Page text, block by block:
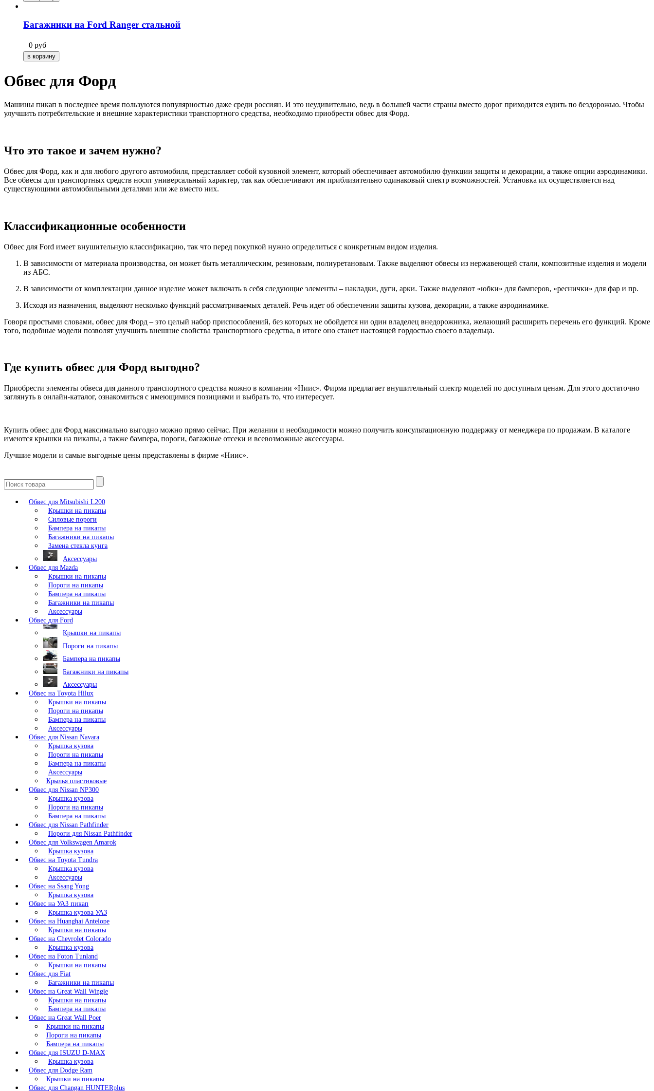
Багажники на Ford Ranger стальной
0 руб
Обвес для Форд
Машины пикап в последнее время пользуются популярностью даже среди россиян. И это неудивительно, ведь в большей части страны вместо дорог приходится ездить по бездорожью. Чтобы
улучшить потребительские и внешние характеристики транспортного средства, необходимо приобрести обвес для Форд.
Что это такое и зачем нужно?
Обвес для Форд, как и для любого другого автомобиля, представляет собой кузовной элемент, который обеспечивает автомобилю функции защиты и декорации, а также опции аэродинамики.
Все обвесы для транспортных средств носят универсальный характер, так как обеспечивают им приблизительно одинаковый спектр возможностей. Установка их осуществляется над
существующими автомобильными деталями или же вместо них.
Классификационные особенности
Обвес для Ford имеет внушительную классификацию, так что перед покупкой нужно определиться с конкретным видом изделия.
В зависимости от материала производства, он может быть металлическим, резиновым, полиуретановым. Также выделяют обвесы из нержавеющей стали, композитные изделия и модели
из АБС.
В зависимости от комплектации данное изделие может включать в себя следующие элементы – накладки, дуги, арки. Также выделяют «юбки» для бамперов, «реснички» для фар и пр.
Исходя из назначения, выделяют несколько функций рассматриваемых деталей. Речь идет об обеспечении защиты кузова, декорации, а также аэродинамике.
Говоря простыми словами, обвес для Форд – это целый набор приспособлений, без которых не обойдется ни один владелец внедорожника, желающий расширить перечень его функций. Кроме
того, подобные модели позволят улучшить внешние свойства транспортного средства, в итоге оно станет настоящей гордостью своего владельца.
Где купить обвес для Форд выгодно?
Приобрести элементы обвеса для данного транспортного средства можно в компании «Ниис». Фирма предлагает внушительный спектр моделей по доступным ценам. Для этого достаточно
заглянуть в онлайн-каталог, ознакомиться с имеющимися позициями и выбрать то, что интересует.
Купить обвес для Форд максимально выгодно можно прямо сейчас. При желании и необходимости можно получить консультационную поддержку от менеджера по продажам. В каталоге
имеются крышки на пикапы, а также бампера, пороги, багажные отсеки и всевозможные аксессуары.
Лучшие модели и самые выгодные цены представлены в фирме «Ниис».
Обвес для Mitsubishi L200
Крышки на пикапы
Силовые пороги
Бампера на пикапы
Багажники на пикапы
Замена стекла кунга
Аксессуары
Обвес для Mazda
Крышки на пикапы
Пороги на пикапы
Бампера на пикапы
Багажники на пикапы
Аксессуары
Обвес для Ford
Крышки на пикапы
Пороги на пикапы
Бампера на пикапы
Багажники на пикапы
Аксессуары
Обвес на Toyota Hilux
Крышки на пикапы
Пороги на пикапы
Бампера на пикапы
Аксессуары
Обвес для Nissan Navara
Крышка кузова
Пороги на пикапы
Бампера на пикапы
Аксессуары
Крылья пластиковые
Обвес для Nissan NP300
Крышка кузова
Пороги на пикапы
Бампера на пикапы
Обвес для Nissan Pathfinder
Пороги для Nissan Pathfinder
Обвес для Volkswagen Amarok
Крышка кузова
Обвес на Toyota Tundra
Крышка кузова
Аксессуары
Обвес на Ssang Yong
Крышка кузова
Обвес на УАЗ пикап
Крышка кузова УАЗ
Обвес на Huanghai Antelope
Крышки на пикапы
Обвес на Chevrolet Colorado
Крышка кузова
Обвес на Foton Tunland
Крышки на пикапы
Обвес для Fiat
Багажники на пикапы
Обвес на Great Wall Wingle
Крышки на пикапы
Бампера на пикапы
Обвес на Great Wall Poer
Крышки на пикапы
Пороги на пикапы
Бампера на пикапы
Обвес для ISUZU D-MAX
Крышка кузова
Обвес для Dodge Ram
Крышки на пикапы
Обвес для Changan HUNTERplus